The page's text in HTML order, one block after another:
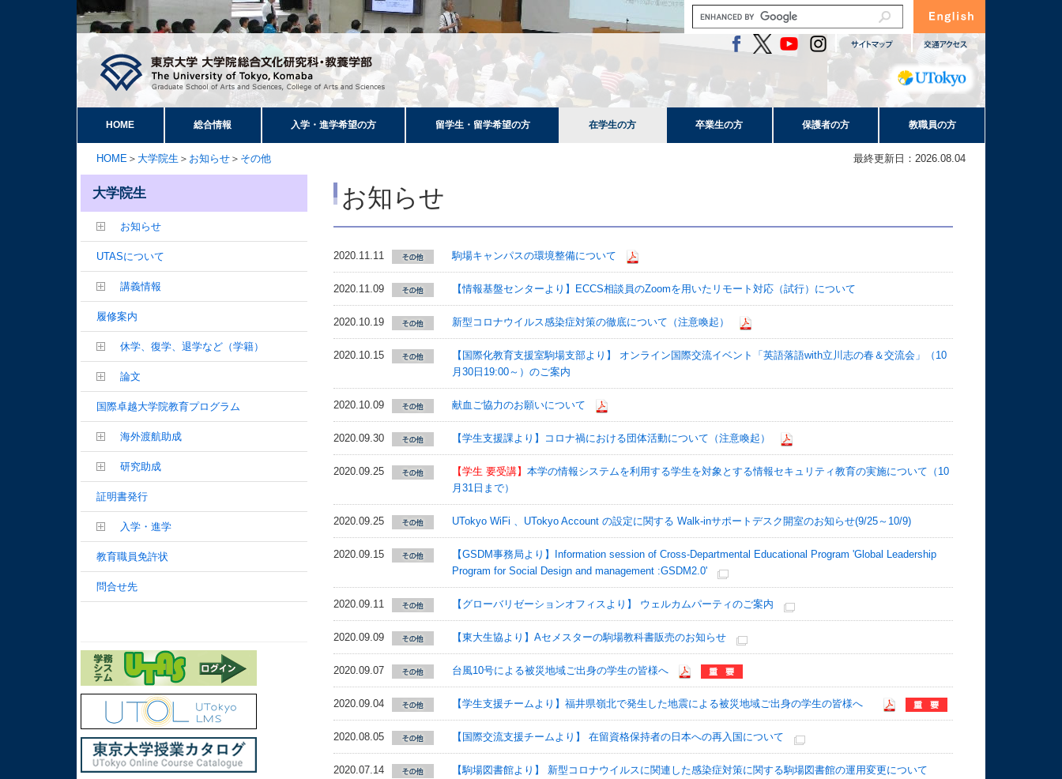
HOME 総合情報 入学・進学希望の方 留学生・留学希望の方 在学生の方 卒業生の方 保護者の方 教職員の方
HOME ＞ 大学院生 ＞ お知らせ ＞ その他 最終更新日：2026.08.04
お知らせ
2020.11.11 駒場キャンパスの環境整備について
2020.11.09 【情報基盤センターより】ECCS相談員のZoomを用いたリモート対応（試行）について
2020.10.19 新型コロナウイルス感染症対策の徹底について（注意喚起）
2020.10.15
【国際化教育支援室駒場支部より】 オンライン国際交流イベント「英語落語with立川志の春＆交流会」（10
月30日19:00～）のご案内
2020.10.09 献血ご協力のお願いについて
2020.09.30 【学生支援課より】コロナ禍における団体活動について（注意喚起）
2020.09.25 【学生 要受講】本学の情報システムを利用する学生を対象とする情報セキュリティ教育の実施について（10
月31日まで）
2020.09.25 UTokyo WiFi 、UTokyo Account の設定に関する Walk-inサポートデスク開室のお知らせ(9/25～10/9)
2020.09.15
【GSDM事務局より】Information session of Cross-Departmental Educational Program 'Global Leadership
Program for Social Design and management :GSDM2.0'
2020.09.11 【グローバリゼーションオフィスより】 ウェルカムパーティのご案内
2020.09.09 【東大生協より】Aセメスターの駒場教科書販売のお知らせ
2020.09.07 台風10号による被災地域ご出身の学生の皆様へ
2020.09.04 【学生支援チームより】福井県嶺北で発生した地震による被災地域ご出身の学生の皆様へ
2020.08.05 【国際交流支援チームより】 在留資格保持者の日本への再入国について
2020.07.14
【駒場図書館より】 新型コロナウイルスに関連した感染症対策に関する駒場図書館の運用変更について
大学院生
お知らせ
UTASについて
講義情報
履修案内
休学、復学、退学など（学籍）
論文
国際卓越大学院教育プログラム
海外渡航助成
研究助成
証明書発行
入学・進学
教育職員免許状
問合せ先